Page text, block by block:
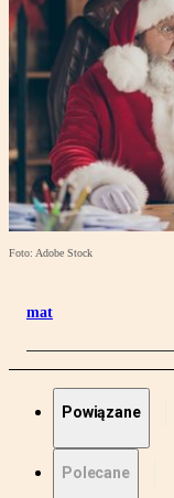
Foto: Adobe Stock
mat
Powiązane
Polecane